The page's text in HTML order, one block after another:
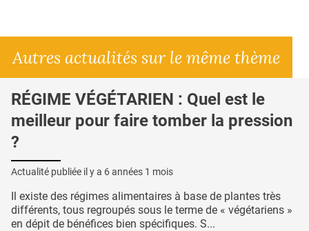
Autres actualités sur le même thème
RÉGIME VÉGÉTARIEN : Quel est le
meilleur pour faire tomber la pression
?
Actualité publiée il y a 6 années 1 mois
Il existe des régimes alimentaires à base de plantes très
différents, tous regroupés sous le terme de « végétariens »
en dépit de bénéfices bien spécifiques. S...